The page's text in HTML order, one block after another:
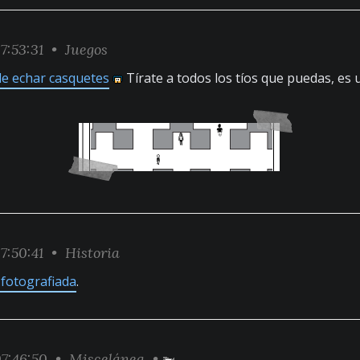
• Juegos
echar casquetes Tírate a todos los tíos que puedas, es
• Historia
.